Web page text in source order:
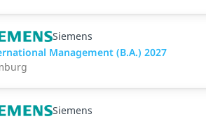
Siemens
Management (B.A.) 2027
Siemens